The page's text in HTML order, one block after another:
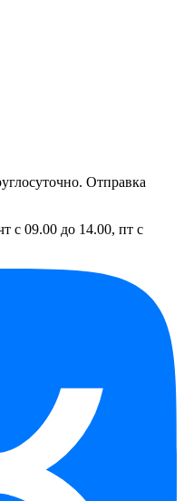
Отправка
с 09.00 до 14.00, пт с